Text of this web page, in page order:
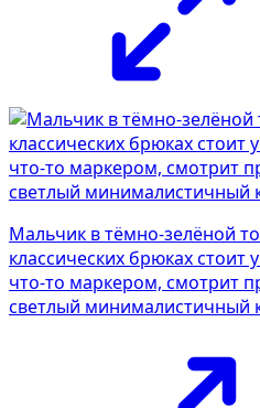
Мальчик в тёмно-зелёной
классических брюках
что-то маркером, смотрит
светлый минималистичный